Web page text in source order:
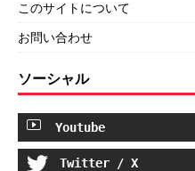
このサイトについて
お問い合わせ
ソーシャル
Youtube
Twitter / X